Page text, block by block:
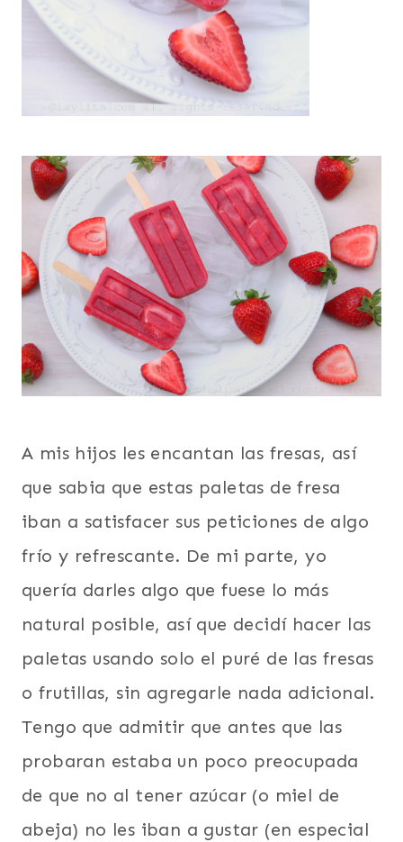
A mis hijos les encantan las fresas, así
que sabia que estas paletas de fresa
iban a satisfacer sus peticiones de algo
frío y refrescante. De mi parte, yo
quería darles algo que fuese lo más
natural posible, así que decidí hacer las
paletas usando solo el puré de las fresas
o frutillas, sin agregarle nada adicional.
Tengo que admitir que antes que las
probaran estaba un poco preocupada
de que no al tener azúcar (o miel de
abeja) no les iban a gustar (en especial